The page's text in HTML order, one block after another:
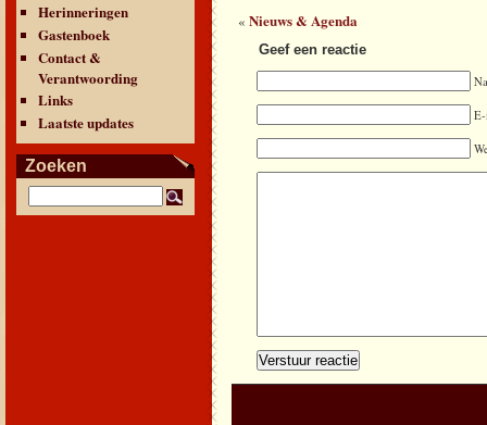
Herinneringen
Gastenboek
Contact &
Verantwoording
Links
Laatste updates
Zoeken
«Nieuws & Agenda
Geef een reactie